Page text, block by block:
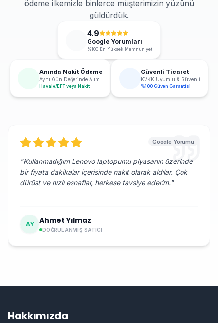
ödeme ilkemizle binlerce müşterimizin yüzünü
güldürdük.
4.9
Google Yorumları
%100 En Yüksek Memnuniyet
Anında Nakit Ödeme
Aynı Gün Değerinde Alım
Havale/EFT veya Nakit
Güvenli Ticaret
KVKK Uyumlu & Güvenli
%100 Güven Garantisi
Google Yorumu
"Kullanmadığım Lenovo laptopumu piyasanın üzerinde
bir fiyata dakikalar içerisinde nakit olarak aldılar. Çok
dürüst ve hızlı esnaflar, herkese tavsiye ederim."
AY Ahmet Yılmaz
DOĞRULANMIŞ SATICI
Hakkımızda